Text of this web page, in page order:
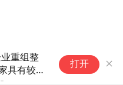
重组整
具有较强
爆企业集
打开